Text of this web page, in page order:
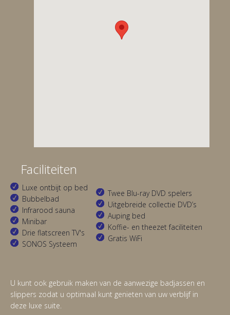
Faciliteiten
Luxe ontbijt op bed
Bubbelbad
Infrarood sauna
Minibar
Drie flatscreen TV's
SONOS Systeem
Twee Blu-ray DVD spelers
Uitgebreide collectie DVD’s
Auping bed
Koffie- en theezet faciliteiten
Gratis WiFi
U kunt ook gebruik maken van de aanwezige badjassen en
slippers zodat u optimaal kunt genieten van uw verblijf in
deze luxe suite.